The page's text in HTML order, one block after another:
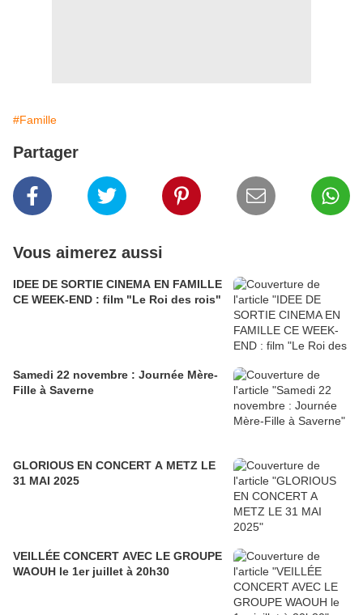
#Famille
Partager
Vous aimerez aussi
IDEE DE SORTIE CINEMA EN FAMILLE
CE WEEK-END : film "Le Roi des rois"
Samedi 22 novembre : Journée Mère-
Fille à Saverne
GLORIOUS EN CONCERT A METZ LE
31 MAI 2025
VEILLÉE CONCERT AVEC LE GROUPE
WAOUH le 1er juillet à 20h30